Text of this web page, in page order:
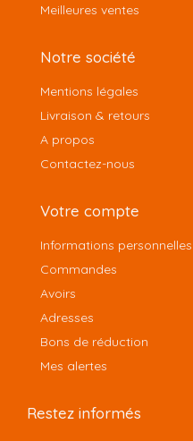
Meilleures ventes
Notre société
Mentions légales
Livraison & retours
A propos
Contactez-nous
Votre compte
Informations personnelles
Commandes
Avoirs
Adresses
Bons de réduction
Mes alertes
Restez informés